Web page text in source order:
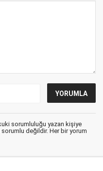
sorumluluğu yazan kişiye
değildir. Her bir yorum